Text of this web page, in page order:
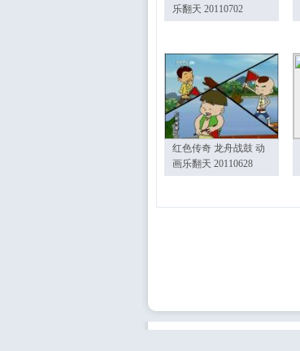
乐翻天 20110702
红色传奇 龙舟战鼓 动
画乐翻天 20110628